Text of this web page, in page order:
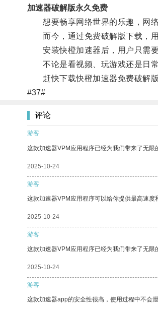
加速器破解版永久免费
想要畅享网络世界的乐趣，网络
而今，通过免费破解版下载，用
安装快橙加速器后，用户只需要
不论是看视频、玩游戏还是日常
赶快下载快橙加速器免费破解版
#37#
评论
游客
这款加速器VPM应用程序已经为我们带来了无限
2025-10-24
游客
这款加速器VPM应用程序可以给你提供最高速度
2025-10-24
游客
这款加速器VPM应用程序已经为我们带来了无限
2025-10-24
游客
这款加速器app的安全性很高，使用过程中不会